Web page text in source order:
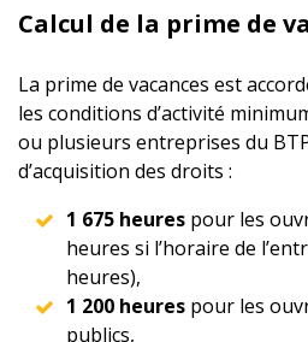
Calcul de la prime de
La prime de vacances est
les conditions d’activité
ou plusieurs entreprises du
d’acquisition des droits :
1 675 heures pour les
heures si l’horaire de
heures),
1 200 heures pour les
publics,